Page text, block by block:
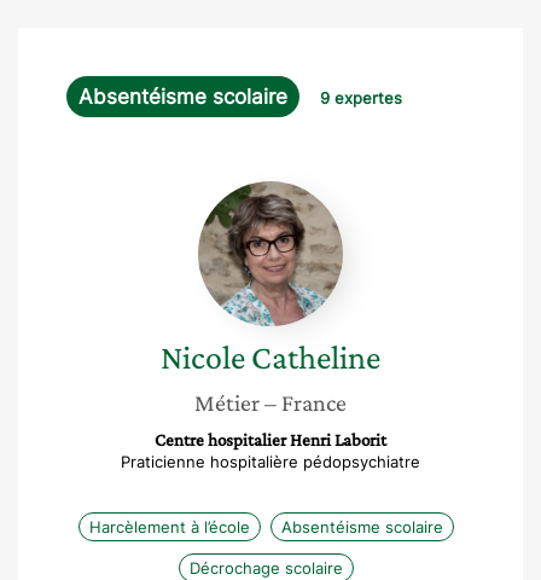
Absentéisme scolaire 9 expertes
Nicole
Catheline
NicoleCatheline
Métier– France
Centre hospitalier Henri Laborit
Praticienne hospitalière pédopsychiatre
Harcèlement à l’école Absentéisme scolaire
Décrochage scolaire